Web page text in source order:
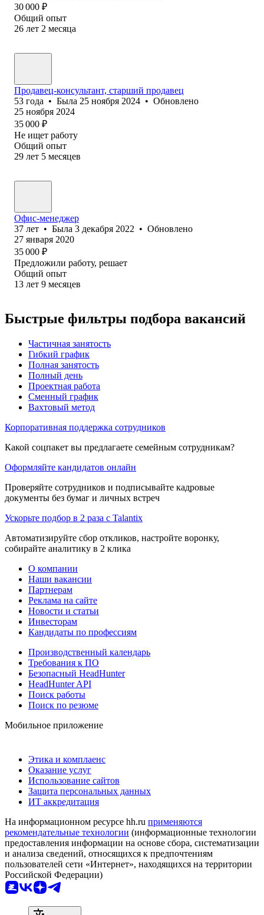
30 000 ₽
Общий опыт
26 лет 2 месяца
Продавец-консультант, старший продавец
53 года • Была 25 ноября 2024 • Обновлено
25 ноября 2024
35 000 ₽
Не ищет работу
Общий опыт
29 лет 5 месяцев
Офис-менеджер
37 лет • Была 3 декабря 2022 • Обновлено
27 января 2020
35 000 ₽
Предложили работу, решает
Общий опыт
13 лет 9 месяцев
Быстрые фильтры подбора вакансий
Частичная занятость
Гибкий график
Полная занятость
Полный день
Проектная работа
Сменный график
Вахтовый метод
Корпоративная поддержка сотрудников
Какой соцпакет вы предлагаете семейным сотрудникам?
Оформляйте кандидатов онлайн
Проверяйте сотрудников и подписывайте кадровые
документы без бумаг и личных встреч
Ускорьте подбор в 2 раза с Talantix
Автоматизируйте сбор откликов, настройте воронку,
собирайте аналитику в 2 клика
О компании
Наши вакансии
Партнерам
Реклама на сайте
Новости и статьи
Инвесторам
Кандидаты по профессиям
Производственный календарь
Требования к ПО
Безопасный HeadHunter
HeadHunter API
Поиск работы
Поиск по резюме
Мобильное приложение
Этика и комплаенс
Оказание услуг
Использование сайтов
Защита персональных данных
ИТ аккредитация
На информационном ресурсе hh.ru применяются
рекомендательные технологии (информационные технологии
предоставления информации на основе сбора, систематизации
и анализа сведений, относящихся к предпочтениям
пользователей сети «Интернет», находящихся на территории
Российской Федерации)